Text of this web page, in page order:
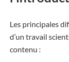
Les principales
d’un travail
contenu :